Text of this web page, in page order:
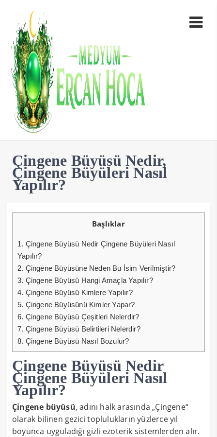
Çingene Büyüsü Nedir,
Çingene Büyüleri Nasıl
Yapılır?
Başlıklar
1. Çingene Büyüsü Nedir Çingene Büyüleri Nasıl
Yapılır?
2. Çingene Büyüsüne Neden Bu İsim Verilmiştir?
3. Çingene Büyüsü Hangi Amaçla Yapılır?
4. Çingene Büyüsü Kimlere Yapılır?
5. Çingene Büyüsünü Kimler Yapar?
6. Çingene Büyüsü Çeşitleri Nelerdir?
7. Çingene Büyüsü Belirtileri Nelerdir?
8. Çingene Büyüsü Nasıl Bozulur?
Çingene Büyüsü Nedir
Çingene Büyüleri Nasıl
Yapılır?
Çingene büyüsü, adını halk arasında „Çingene“
olarak bilinen gezici toplulukların yüzlerce yıl
boyunca uyguladığı gizli ezoterik sistemlerden alır.